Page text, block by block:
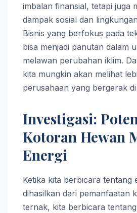
imbalan finansial, tetapi juga
dampak sosial dan
Bisnis yang berfokus pada
bisa menjadi panutan dalam
melawan perubahan iklim.
kita mungkin akan melihat
perusahaan yang bergerak
Investigasi:
Kotoran Hewan
Energi
Ketika kita berbicara tentang
dihasilkan dari pemanfaatan
ternak, kita berbicara